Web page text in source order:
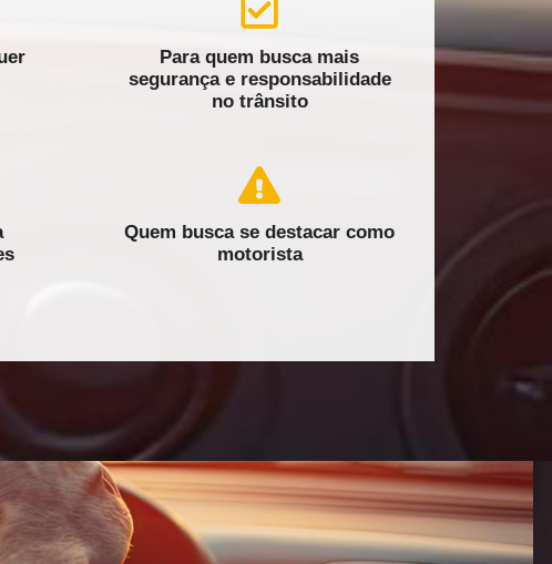
Para quem busca mais
segurança e responsabilidade
no trânsito
Quem busca se destacar como
motorista